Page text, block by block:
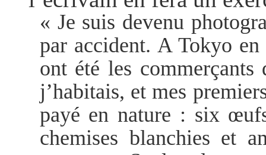
« Je suis devenu
par accident. A Tokyo
ont été les
j’habitais, et mes
payé en nature : six
chemises blanchies et